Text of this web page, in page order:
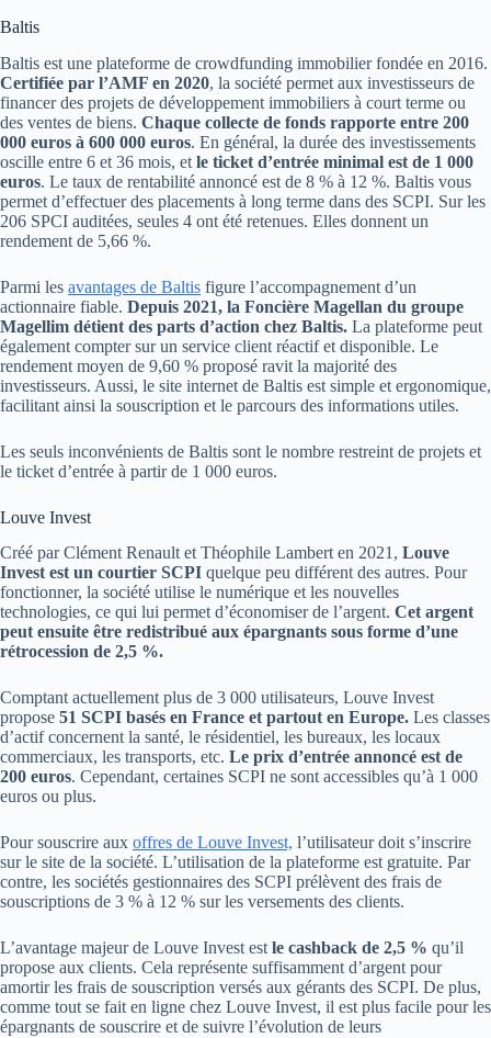
Baltis
Baltis est une plateforme de crowdfunding immobilier fondée en 2016.
Certifiée par l’AMF en 2020, la société permet aux investisseurs de
financer des projets de développement immobiliers à court terme ou
des ventes de biens. Chaque collecte de fonds rapporte entre 200
000 euros à 600 000 euros. En général, la durée des investissements
oscille entre 6 et 36 mois, et le ticket d’entrée minimal est de 1 000
euros. Le taux de rentabilité annoncé est de 8 % à 12 %. Baltis vous
permet d’effectuer des placements à long terme dans des SCPI. Sur les
206 SPCI auditées, seules 4 ont été retenues. Elles donnent un
rendement de 5,66 %.
Parmi les avantages de Baltis figure l’accompagnement d’un
actionnaire fiable. Depuis 2021, la Foncière Magellan du groupe
Magellim détient des parts d’action chez Baltis. La plateforme peut
également compter sur un service client réactif et disponible. Le
rendement moyen de 9,60 % proposé ravit la majorité des
investisseurs. Aussi, le site internet de Baltis est simple et ergonomique,
facilitant ainsi la souscription et le parcours des informations utiles.
Les seuls inconvénients de Baltis sont le nombre restreint de projets et
le ticket d’entrée à partir de 1 000 euros.
Louve Invest
Créé par Clément Renault et Théophile Lambert en 2021, Louve
Invest est un courtier SCPI quelque peu différent des autres. Pour
fonctionner, la société utilise le numérique et les nouvelles
technologies, ce qui lui permet d’économiser de l’argent. Cet argent
peut ensuite être redistribué aux épargnants sous forme d’une
rétrocession de 2,5 %.
Comptant actuellement plus de 3 000 utilisateurs, Louve Invest
propose 51 SCPI basés en France et partout en Europe. Les classes
d’actif concernent la santé, le résidentiel, les bureaux, les locaux
commerciaux, les transports, etc. Le prix d’entrée annoncé est de
200 euros. Cependant, certaines SCPI ne sont accessibles qu’à 1 000
euros ou plus.
Pour souscrire aux offres de Louve Invest, l’utilisateur doit s’inscrire
sur le site de la société. L’utilisation de la plateforme est gratuite. Par
contre, les sociétés gestionnaires des SCPI prélèvent des frais de
souscriptions de 3 % à 12 % sur les versements des clients.
L’avantage majeur de Louve Invest estle cashback de 2,5 % qu’il
propose aux clients. Cela représente suffisamment d’argent pour
amortir les frais de souscription versés aux gérants des SCPI. De plus,
comme tout se fait en ligne chez Louve Invest, il est plus facile pour les
épargnants de souscrire et de suivre l’évolution de leurs